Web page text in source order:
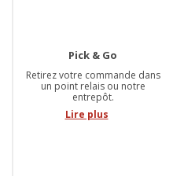
Pick & Go
Retirez votre commande dans
un point relais ou notre
entrepôt.
Lire plus